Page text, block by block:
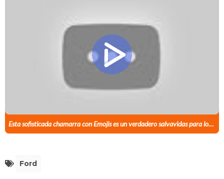
Esta sofisticada chamarra con Emojis es un verdadero salvavidas para los ciclistas
Ford